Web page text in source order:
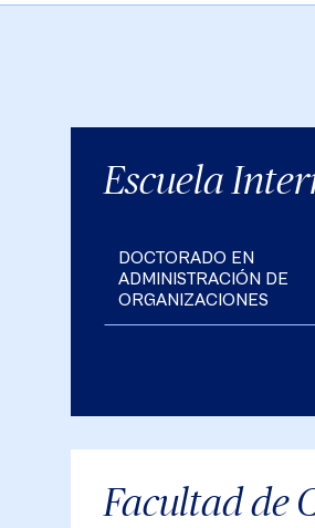
Escuela
DOCTORADO EN
ADMINISTRACIÓN DE
ORGANIZACIONES
Facultad de